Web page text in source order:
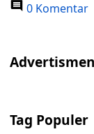
0 Komentar
Tag Populer